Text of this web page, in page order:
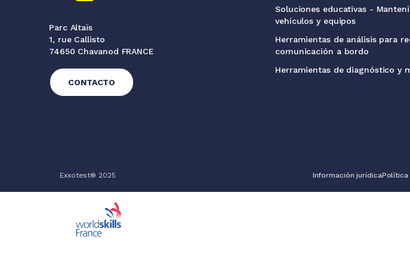
Parc Altaïs
1, rue Callisto
74650 Chavanod FRANCE
CONTACTO
Soluciones educativas -
vehículos y equipos
Herramientas de análisis para
comunicación a bordo
Herramientas de diagnóstico y
Exxotest® 2025 Información jurídicaPolítica